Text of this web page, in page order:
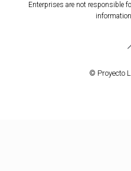
Enterprises are not responsible
© Proyecto